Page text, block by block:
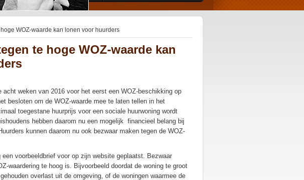
WOZ-waarde kan lonen voor huurders
te hoge WOZ-waarde kan
acht weken van 2016 voor het eerst een WOZ-beschikking op
besloten om de WOZ-waarde mee te laten tellen in het
toegestane huurprijs voor een sociale huurwoning wordt
hebben daarom nu een mogelijk financieel belang bij
kunnen daarom nu ook bezwaar maken tegen de WOZ-
een voorbeeldbrief voor op zijn website geplaatst. Bezwaar
waardering te hoog is. Bijvoorbeeld doordat de woning te groot
overlast uit de omgeving, of de woningen waarmee de